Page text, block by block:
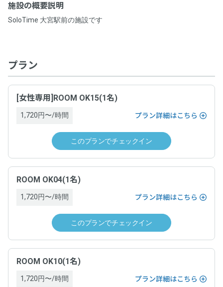
施設の概要説明
SoloTime 大宮駅前の施設です
プラン
[女性専用]ROOM OK15(1名)
1,720円〜/時間 プラン詳細はこちら
このプランでチェックイン
ROOM OK04(1名)
1,720円〜/時間 プラン詳細はこちら
このプランでチェックイン
ROOM OK10(1名)
1,720円〜/時間 プラン詳細はこちら
ム
プログラム対象者
本サービスでスペースを利用し決済した方
プログラム対象期間
2025年2月17日（月）〜
プログラム特典内容
スペース予約の決済に利用できるポイントを、利用額の5%
分進呈。
※ポイントによる支払い部分を除く。
小数点切捨（例：250円決済した場合、250円 × 5% = 12.5 → 12ポイン
ト付与。）
※1ポイント=1円、1ポイントから利用可能。
一覧を表示
平均総合評価 0.0
清潔さ 0.0
0件のレビューがあります
野村不動産株式会社
特定商取引法に基づく表記等
事業者名
野村不動産株式会社
ドロップイン料金
ワークスペースごとに表示（税込表示）
ドロップイン料金以外の必要料金
ドロップインの当日にワークスペース内で有償オプション利用があ
サービス提供時期
野村不動産株式会社
ワークスペースごとに表示（税込表示）
ドロップイン料金以外の必要料金
ドロップインの当日にワークスペース内で有償オプション利用があ
サービス提供時期
チェックインはスマートフォンからお願いします。